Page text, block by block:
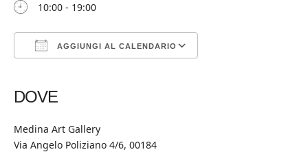
10:00 - 19:00
AGGIUNGI AL CALENDARIO
DOVE
Medina Art Gallery
Via Angelo Poliziano 4/6, 00184